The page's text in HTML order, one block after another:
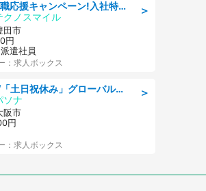
＞
2026年転職応援キャンペーン!入社特典58万円/デンソーで働こう!自動車工場で小型部品の検査業務 denso aichi
クノスマイル
田市
円
遣社員
：求人ボックス
＞
09月開始/「土日祝休み」グローバル企業での産業保健のお仕事/保健師/高時給/残業なし/服装自由
ソナ
阪市
円
：求人ボックス